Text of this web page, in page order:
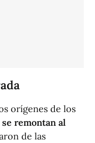
orígenes de los
se remontan al
de las